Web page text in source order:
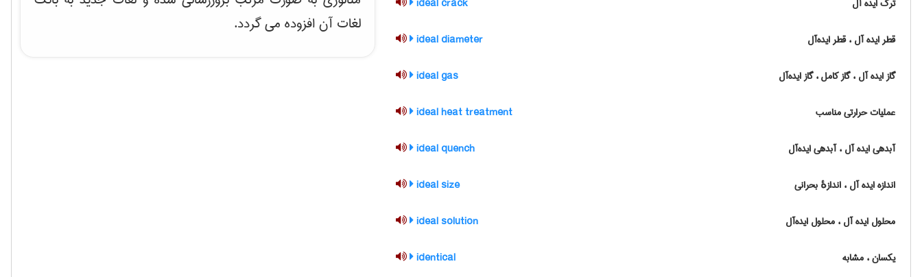
قطر ایده آل ، قطر ایده‌آل ideal diameter
گاز ایده آل ، گاز کامل ، گاز ایده‌آل ideal gas
عملیات حرارتی مناسب ideal heat treatment
آبدهی ایده آل ، آبدهی ایده‌آل ideal quench
اندازه ایده آل ، اندازهٔ بحرانی ideal size
محلول ایده آل ، محلول ایده‌آل ideal solution
یکسان ، مشابه identical
لغات آن افزوده می گردد.